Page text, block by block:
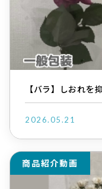
【バラ】しおれを
2026.05.21
商品紹介動画